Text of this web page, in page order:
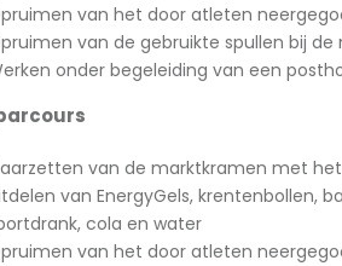
van het door atleten
van de gebruikte spullen bij
onder begeleiding van een
van de marktkramen met
van EnergyGels, krentenbollen,
cola en water
van het door atleten